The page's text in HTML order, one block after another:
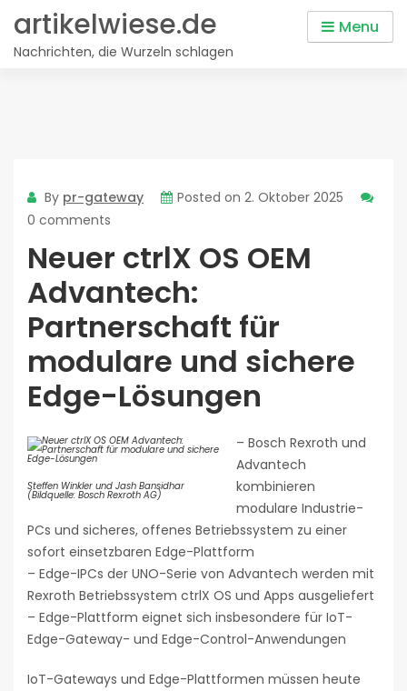
content
artikelwiese.de
Nachrichten, die Wurzeln schlagen
Menu
By pr-gateway Posted on 2. Oktober 2025
0 comments
Neuer ctrlX OS OEM
Advantech:
Partnerschaft für
modulare und sichere
Edge-Lösungen
Steffen Winkler und Jash Bansidhar
(Bildquelle: Bosch Rexroth AG)
– Bosch Rexroth und
Advantech
kombinieren
modulare Industrie-
PCs und sicheres, offenes Betriebssystem zu einer
sofort einsetzbaren Edge-Plattform
– Edge-IPCs der UNO-Serie von Advantech werden mit
Rexroth Betriebssystem ctrlX OS und Apps ausgeliefert
– Edge-Plattform eignet sich insbesondere für IoT-
Edge-Gateway- und Edge-Control-Anwendungen
IoT-Gateways und Edge-Plattformen müssen heute